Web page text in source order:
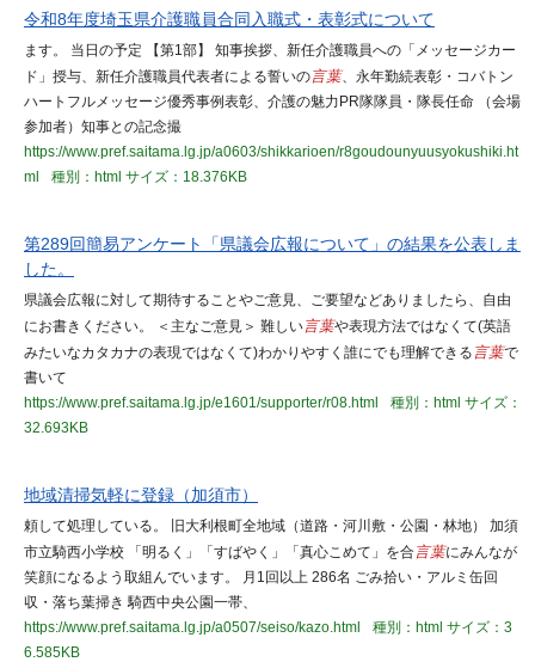
令和8年度埼玉県介護職員合同入職式・表彰式について
ます。 当日の予定 【第1部】 知事挨拶、新任介護職員への「メッセージカー
ド」授与、新任介護職員代表者による誓いの言葉、永年勤続表彰・コバトン
ハートフルメッセージ優秀事例表彰、介護の魅力PR隊隊員・隊長任命 （会場
参加者）知事との記念撮
https://www.pref.saitama.lg.jp/a0603/shikkarioen/r8goudounyuusyokushiki.ht
ml
種別：html サイズ：18.376KB
第289回簡易アンケート「県議会広報について」の結果を公表しま
した。
県議会広報に対して期待することやご意見、ご要望などありましたら、自由
にお書きください。 ＜主なご意見＞ 難しい言葉や表現方法ではなくて(英語
みたいなカタカナの表現ではなくて)わかりやすく誰にでも理解できる 言葉で
書いて
https://www.pref.saitama.lg.jp/e1601/supporter/r08.html
種別：html サイズ：
32.693KB
地域清掃気軽に登録（加須市）
頼して処理している。 旧大利根町全地域（道路・河川敷・公園・林地） 加須
市立騎西小学校 「明るく」「すばやく」「真心こめて」を合言葉にみんなが
笑顔になるよう取組んでいます。 月1回以上 286名 ごみ拾い・アルミ缶回
収・落ち葉掃き 騎西中央公園一帯、
https://www.pref.saitama.lg.jp/a0507/seiso/kazo.html
種別：html サイズ：3
6.585KB